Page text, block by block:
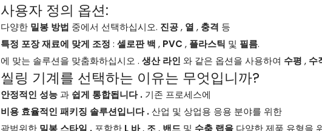
사용자 정의 옵션:
다양한 밀봉 방법 중에서 선택하십시오. 진공, 열 , 충격 등
특정 포장 재료에 맞게 조정 : 셀로판 백 , PVC , 플라스틱 및 필름.
에 맞는 솔루션을 맞춤화하십시오 . 생산 라인 와 같은 옵션을 사용하여 수평 , 수
씰링 기계를 선택하는 이유는 무엇입니까?
안정적인 성능과 쉽게 통합됩니다 . 기존 프로세스에
비용 효율적인 패키징 솔루션입니다 .산업 및 상업용 응용 분야를 위한
광범위한 밀봉 스타일 . 포함한 L 바, 조, 밴드 및 수축 랩을 다양한 제품 유형을